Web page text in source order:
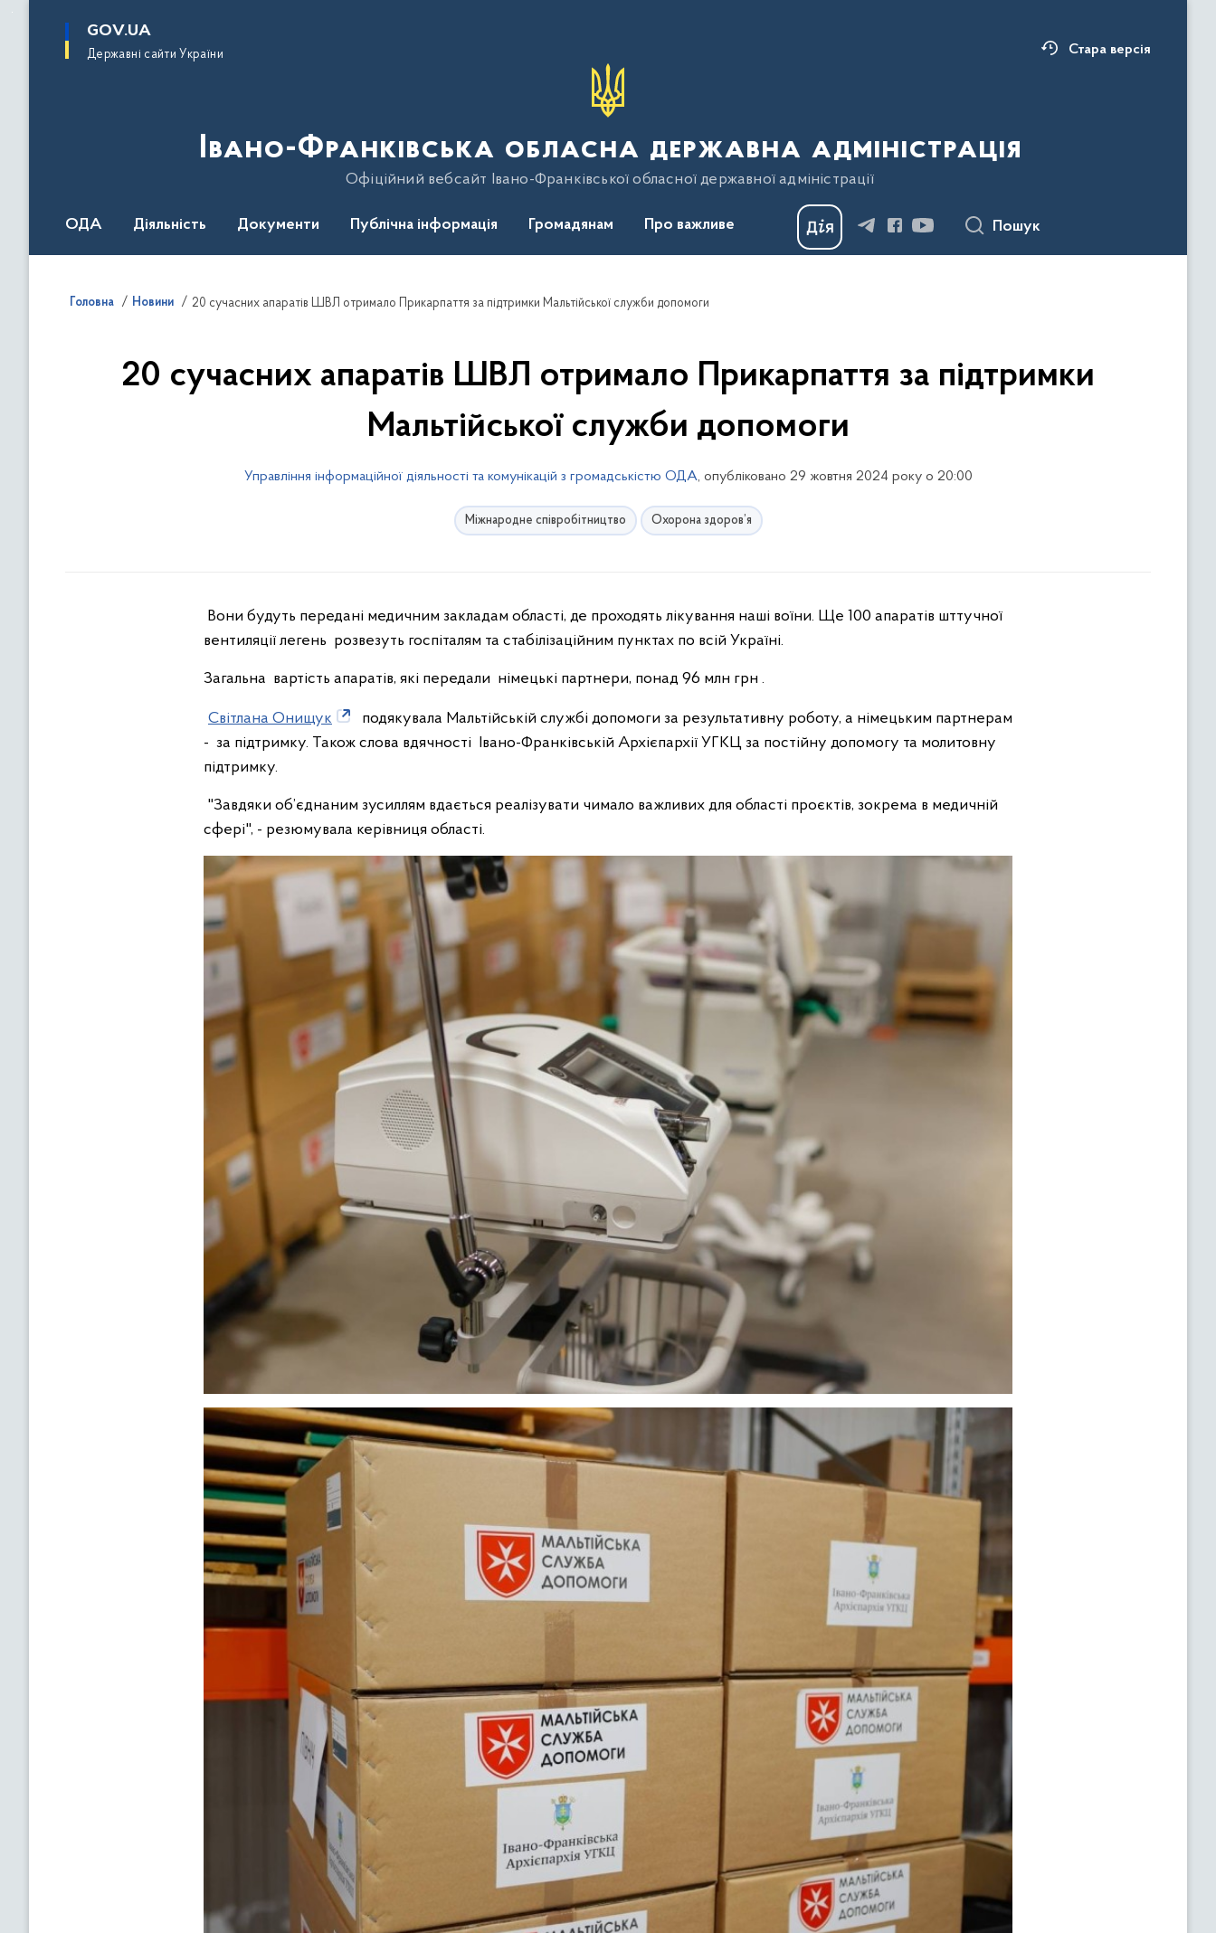
основного
GOV.UA
Державні сайти України Стара версія
Івано-Франківська обласна державна адміністрація
Офіційний вебсайт Івано-Франківської обласної державної адміністрації
ОДА Діяльність Документи Публічна інформація Громадянам Про важливе Пошук
Головна Новини 20 сучасних апаратів ШВЛ отримало Прикарпаття за підтримки Мальтійської служби допомоги
20 сучасних апаратів ШВЛ отримало Прикарпаття за підтримки
Мальтійської служби допомоги
Управління інформаційної діяльності та комунікацій з громадськістю ОДА, опубліковано 29 жовтня 2024 року о 20:00
Міжнародне співробітництво Охорона здоров’я
Вони будуть передані медичним закладам області, де проходять лікування наші воїни. Ще 100 апаратів шттучної
вентиляції легень розвезуть госпіталям та стабілізаційним пунктах по всій Україні.
Загальна вартість апаратів, які передали німецькі партнери, понад 96 млн грн .
Світлана Онищук
подякувала Мальтійській службі допомоги за результативну роботу, а німецьким партнерам
- за підтримку. Також слова вдячності Івано-Франківській Архієпархії УГКЦ за постійну допомогу та молитовну
підтримку.
"Завдяки об’єднаним зусиллям вдається реалізувати чимало важливих для області проєктів, зокрема в медичній
сфері", - резюмувала керівниця області.